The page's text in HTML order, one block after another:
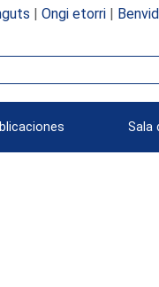
| Ongi etorri|
Sala